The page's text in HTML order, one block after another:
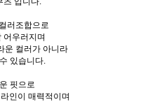
러조합으로
어우러지며
운 컬러가 아니라
있습니다.
핏으로
인이 매력적이며